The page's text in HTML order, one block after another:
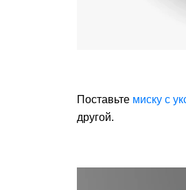
Поставьте миску с
другой.